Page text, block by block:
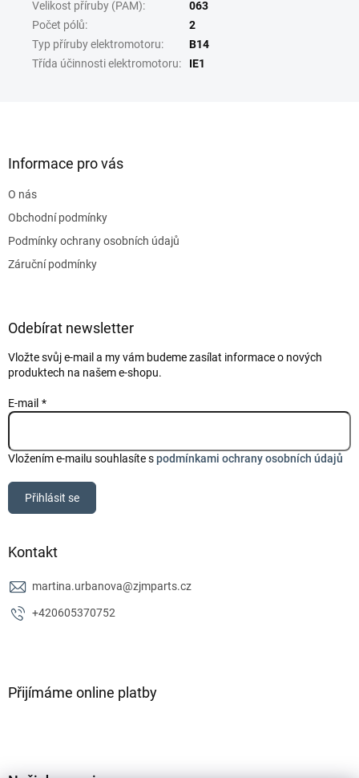
Velikost příruby (PAM):
063
Počet pólů:
2
Typ příruby elektromotoru:
B14
Třída účinnosti elektromotoru: IE1
Informace pro vás
O nás
Obchodní podmínky
Podmínky ochrany osobních údajů
Záruční podmínky
Odebírat newsletter
Vložte svůj e-mail a my vám budeme zasílat informace o nových
produktech na našem e-shopu.
E-mail
Vložením e-mailu souhlasíte spodmínkami ochrany osobních údajů
Přihlásit se
Kontakt
martina.urbanova@zjmparts.cz
+420605370752
Přijímáme online platby